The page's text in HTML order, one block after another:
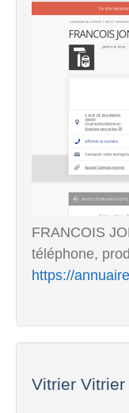
FRANCOIS
téléphone,
https://
Vitrier